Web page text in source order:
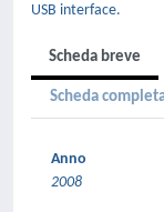
USB interface.
Scheda breve
Scheda
Anno
2008